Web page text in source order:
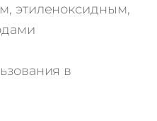
этиленоксидным,
в